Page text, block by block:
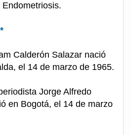
Calderón Salazar nació
el 14 de marzo de 1965.
Jorge Alfredo
en Bogotá, el 14 de marzo